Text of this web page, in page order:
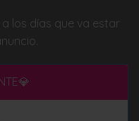
los días que va estar